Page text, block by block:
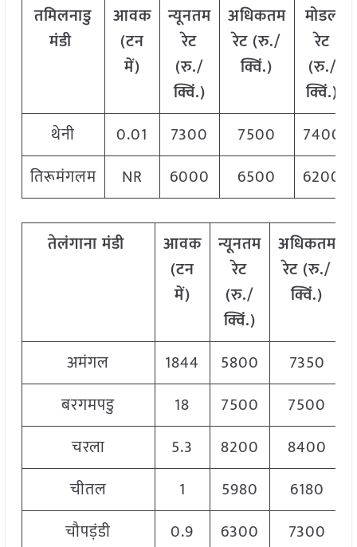
तमिलनाडु
मंडी
आवक
(टन
में)
न्यूनतम
रेट
(रु./
क्विं.)
अधिकतम
रेट (रु./
क्विं.)
मोडल
रेट
(रु./
क्विं.)
थेनी
0.01 7300 7500
7400
तिरूमंगलम
NR 6000 6500 6200
तेलंगानामंडी
आवक
(टन
में)
न्यूनतम
रेट
(रु./
क्विं.)
अधिकतम
रेट (रु./
क्विं.)
अमंगल
1844 5800 7350
बरगमपडु
18 7500 7500
चरला
5.3 8200 8400
चीतल
1 5980 6180
चौपड़ंडी
0.9 6300 7300